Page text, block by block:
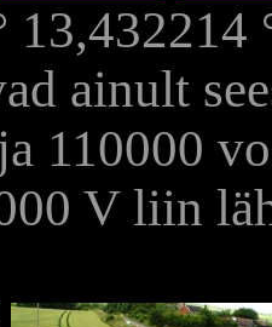
13,432214
ainult
110000
V liin